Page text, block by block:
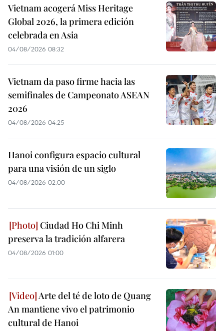
Vietnam acogerá Miss Heritage
Global 2026, la primera edición
celebrada en Asia
04/08/2026 08:32
Vietnam da paso firme hacia las
semifinales de Campeonato ASEAN
2026
04/08/2026 04:25
Hanoi configura espacio cultural
para una visión de un siglo
04/08/2026 02:00
Ciudad Ho Chi Minh
preserva la tradición alfarera
04/08/2026 01:00
Arte del té de loto de Quang
An mantiene vivo el patrimonio
cultural de Hanoi